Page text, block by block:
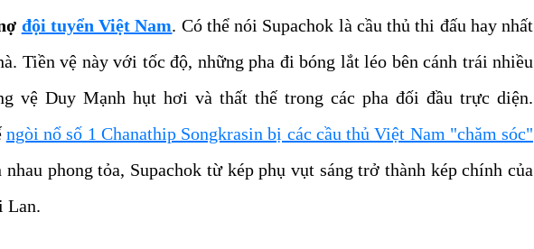
đội tuyển Việt Nam. Có thể nói Supachok là cầu thủ thi đấu hay nhất
Tiền vệ này với tốc độ, những pha đi bóng lắt léo bên cánh trái nhiều
vệ Duy Mạnh hụt hơi và thất thế trong các pha đối đầu trực diện.
ngòi nổ số 1 Chanathip Songkrasin bị các cầu thủ Việt Nam "chăm sóc"
nhau phong tỏa, Supachok từ kép phụ vụt sáng trở thành kép chính của
Lan.